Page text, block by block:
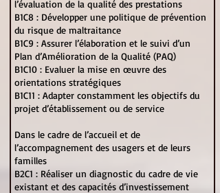
l’évaluation de la qualité des prestations
B1C8 : Développer une politique de prévention
du risque de maltraitance
B1C9 : Assurer l’élaboration et le suivi d’un
Plan d’Amélioration de la Qualité (PAQ)
B1C10 : Evaluer la mise en œuvre des
orientations stratégiques
B1C11 : Adapter constamment les objectifs du
projet d’établissement ou de service
Dans le cadre de l’accueil et de
l’accompagnement des usagers et de leurs
familles
B2C1 : Réaliser un diagnostic du cadre de vie
existant et des capacités d’investissement